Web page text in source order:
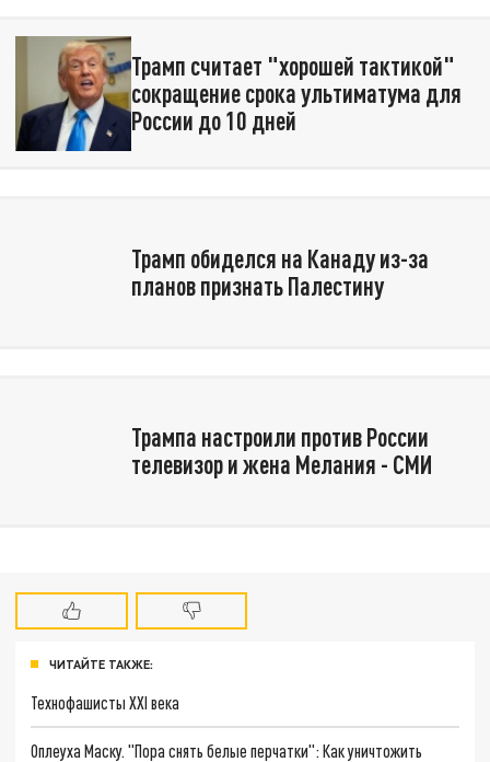
Трамп считает "хорошей тактикой"
сокращение срока ультиматума для
России до 10 дней
Трамп обиделся на Канаду из-за
планов признать Палестину
Трампа настроили против России
телевизор и жена Мелания - СМИ
ЧИТАЙТЕ ТАКЖЕ:
Технофашисты XXI века
Оплеуха Маску. "Пора снять белые перчатки": Как уничтожить